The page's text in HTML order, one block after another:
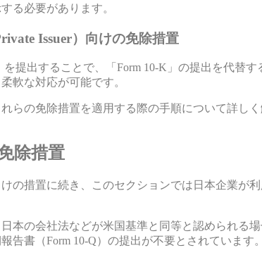
る必要があります。
Issuer）向けの免除措置
を提出することで、「Form 10‑K」の提出を代替
軟な対応が可能です。
らの免除措置を適用する際の手順について詳しく
除措置
の措置に続き、このセクションでは日本企業が
本の会社法などが米国基準と同等と認められる
告書（Form 10‑Q）の提出が不要とされています。